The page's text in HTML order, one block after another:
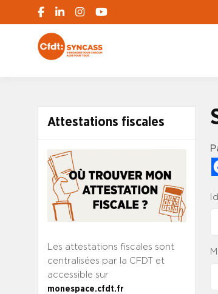
Attestations fiscales
Les attestations fiscales sont
centralisées par la CFDT et
accessible sur
monespace.cfdt.fr